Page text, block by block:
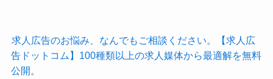
求人広告のお悩み、なんでもご相談ください。【求人広
告ドットコム】100種類以上の求人媒体から最適解を無料
公開。